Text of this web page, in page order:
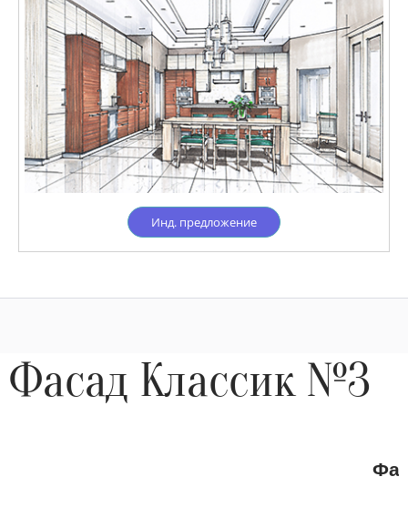
Инд. предложение
Фасад Классик №3